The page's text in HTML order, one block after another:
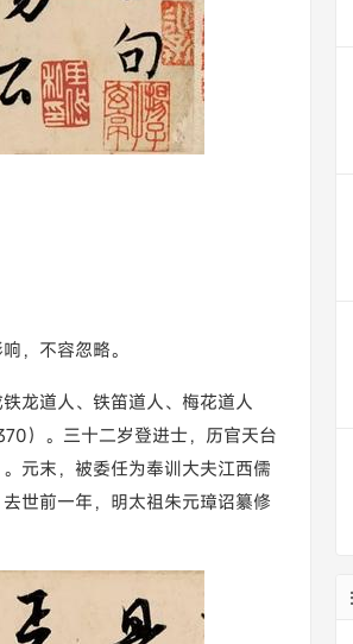
，不容忽略。
龙道人、铁笛道人、梅花道人
）。三十二岁登进士，历官天台
元末，被委任为奉训大夫江西儒
世前一年，明太祖朱元璋诏纂修